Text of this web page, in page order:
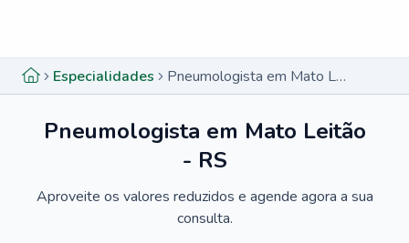
Especialidades Pneumologista em Mato Leitão - RS
Pneumologista em Mato Leitão
- RS
Aproveite os valores reduzidos e agende agora a sua
consulta.